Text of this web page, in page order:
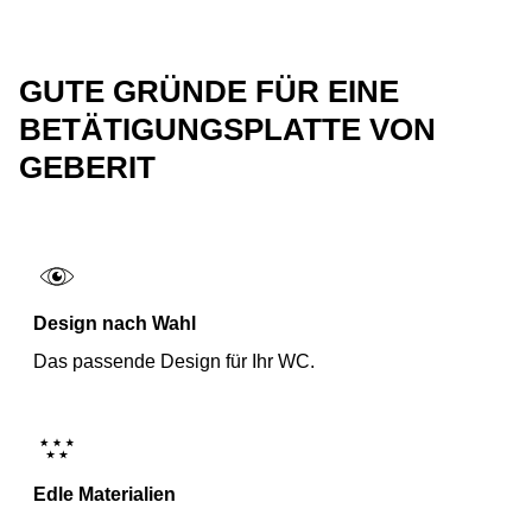
GUTE GRÜNDE FÜR EINE
BETÄTIGUNGSPLATTE VON
GEBERIT
Design nach Wahl
Das passende Design für Ihr WC.
Edle Materialien